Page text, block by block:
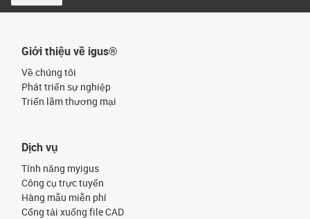
Giới thiệu về igus®
Về chúng tôi
Phát triển sự nghiệp
Triển lãm thương mại
Dịch vụ
Tính năng myigus
Công cụ trực tuyến
Hàng mẫu miễn phí
Cổng tải xuống file CAD